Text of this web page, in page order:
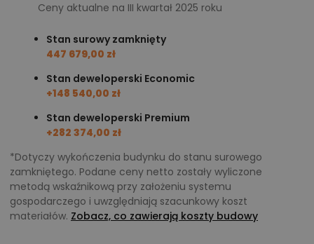
Ceny aktualne na III kwartał 2025 roku
Stan surowy zamknięty
447 679,00 zł
Stan deweloperski Economic
+148 540,00 zł
Stan deweloperski Premium
+282 374,00 zł
*Dotyczy wykończenia budynku do stanu surowego
zamkniętego. Podane ceny netto zostały wyliczone
metodą wskaźnikową przy założeniu systemu
gospodarczego i uwzględniają szacunkowy koszt
materiałów. Zobacz, co zawierają koszty budowy